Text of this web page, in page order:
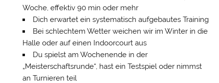
Woche, effektiv 90 min oder mehr
Dich erwartet ein systematisch aufgebautes Training
Bei schlechtem Wetter weichen wir im Winter in die
Halle oder auf einen Indoorcourt aus
Du spielst am Wochenende in der
„Meisterschaftsrunde“, hast ein Testspiel oder nimmst
an Turnieren teil